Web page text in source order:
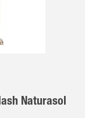
Naturasol